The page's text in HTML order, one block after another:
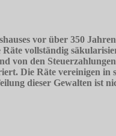
vor über 350
vollständig
von den
Die Räte vereinigen in
dieser Gewalten ist